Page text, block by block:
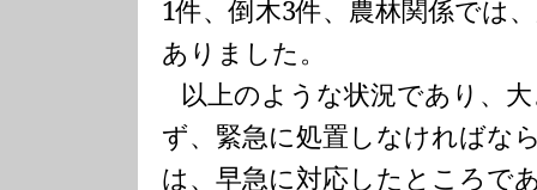
1件、倒木3件、農林関係では
ありました。
以上のような状況であり、
ず、緊急に処置しなければな
は、早急に対応したところで